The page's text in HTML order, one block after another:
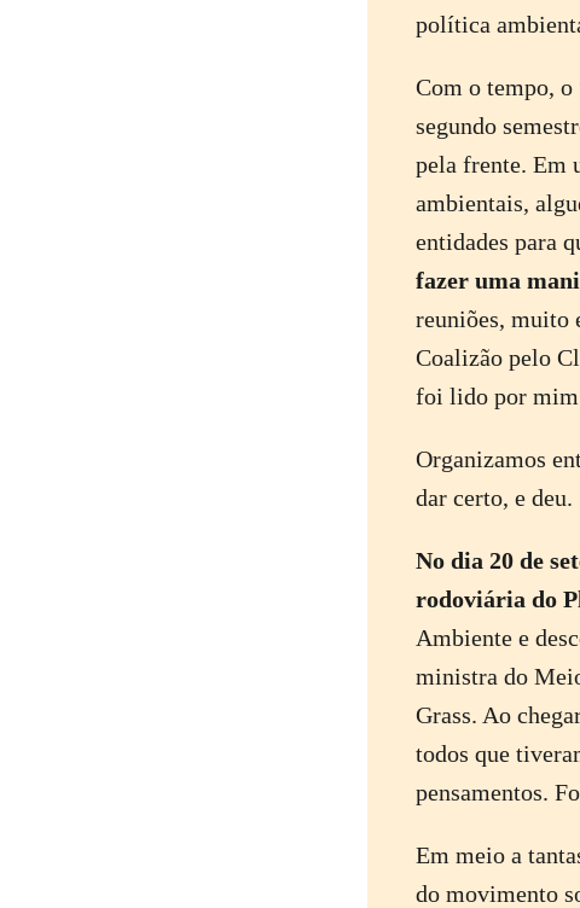
política
Com o tempo,
segundo
pela frente. Em
ambientais,
entidades para
fazer uma
reuniões, muito
Coalizão pelo
foi lido por mim
Organizamos
dar certo, e deu.
No dia 20 de
rodoviária do
Ambiente e
ministra do
Grass. Ao
todos que
pensamentos.
Em meio a
do movimento